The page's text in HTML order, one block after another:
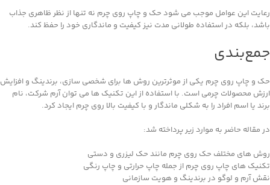
رعایت این عوامل موجب می ‌شود حک و چاپ روی چرم نه‌ تنها از نظر ظاهری جذاب
باشد، بلکه در استفاده طولانی‌ مدت نیز کیفیت و ماندگاری خود را حفظ کند.
جمع‌بندی
حک و چاپ روی چرم یکی از موثرترین روش‌ ها برای شخصی‌ سازی، برندینگ و افزایش
ارزش محصولات چرمی است. با استفاده از این تکنیک‌ ها می ‌توان آرم شرکت، نام
برند یا اسم افراد را به شکلی ماندگار و با کیفیت بالا روی چرم ایجاد کرد.
در مقاله حاضر به موارد زیر پرداخته شد:
روش‌ های مختلف حک روی چرم مانند حک لیزری و دستی
تکنیک‌ های چاپ روی چرم از جمله چاپ حرارتی و چاپ رنگی
نقش آرم و لوگو در برندینگ و هویت سازمانی